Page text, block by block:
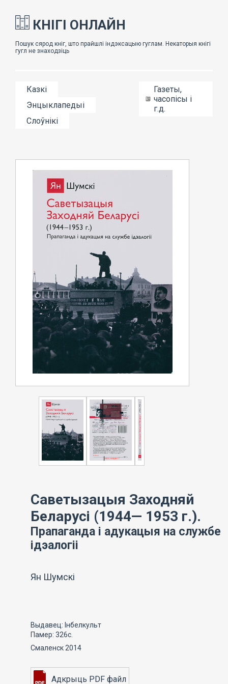
КНІГІ ОНЛАЙН
Казкі
Энцыклапедыі
Слоўнікі
Газеты,
часопісы і
г.д.
Саветызацыя Заходняй
Беларусі (1944— 1953 г.).
Прапаганда і адукацыя на службе
ідэалогіі
Ян Шумскі
Выдавец: Інбелкульт
Памер: 326с.
Смаленск 2014